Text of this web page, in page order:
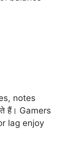
notes
हैं। Gamers
lag enjoy